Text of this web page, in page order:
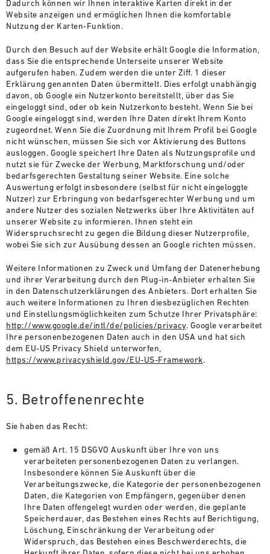
Dadurch können wir Ihnen interaktive Karten direkt in der
Website anzeigen und ermöglichen Ihnen die komfortable
Nutzung der Karten-Funktion.
Durch den Besuch auf der Website erhält Google die Information,
dass Sie die entsprechende Unterseite unserer Website
aufgerufen haben. Zudem werden die unter Ziff. 1 dieser
Erklärung genannten Daten übermittelt. Dies erfolgt unabhängig
davon, ob Google ein Nutzerkonto bereitstellt, über das Sie
eingeloggt sind, oder ob kein Nutzerkonto besteht. Wenn Sie bei
Google eingeloggt sind, werden Ihre Daten direkt Ihrem Konto
zugeordnet. Wenn Sie die Zuordnung mit Ihrem Profil bei Google
nicht wünschen, müssen Sie sich vor Aktivierung des Buttons
ausloggen. Google speichert Ihre Daten als Nutzungsprofile und
nutzt sie für Zwecke der Werbung, Marktforschung und/oder
bedarfsgerechten Gestaltung seiner Website. Eine solche
Auswertung erfolgt insbesondere (selbst für nicht eingeloggte
Nutzer) zur Erbringung von bedarfsgerechter Werbung und um
andere Nutzer des sozialen Netzwerks über Ihre Aktivitäten auf
unserer Website zu informieren. Ihnen steht ein
Widerspruchsrecht zu gegen die Bildung dieser Nutzerprofile,
wobei Sie sich zur Ausübung dessen an Google richten müssen.
Weitere Informationen zu Zweck und Umfang der Datenerhebung
und ihrer Verarbeitung durch den Plug-in-Anbieter erhalten Sie
in den Datenschutzerklärungen des Anbieters. Dort erhalten Sie
auch weitere Informationen zu Ihren diesbezüglichen Rechten
und Einstellungsmöglichkeiten zum Schutze Ihrer Privatsphäre:
http://www.google.de/intl/de/policies/privacy. Google verarbeitet
Ihre personenbezogenen Daten auch in den USA und hat sich
dem EU-US Privacy Shield unterworfen,
https://www.privacyshield.gov/EU-US-Framework.
5. Betroffenenrechte
Sie haben das Recht:
gemäß Art. 15 DSGVO Auskunft über Ihre von uns
verarbeiteten personenbezogenen Daten zu verlangen.
Insbesondere können Sie Auskunft über die
Verarbeitungszwecke, die Kategorie der personenbezogenen
Daten, die Kategorien von Empfängern, gegenüber denen
Ihre Daten offengelegt wurden oder werden, die geplante
Speicherdauer, das Bestehen eines Rechts auf Berichtigung,
Löschung, Einschränkung der Verarbeitung oder
Widerspruch, das Bestehen eines Beschwerderechts, die